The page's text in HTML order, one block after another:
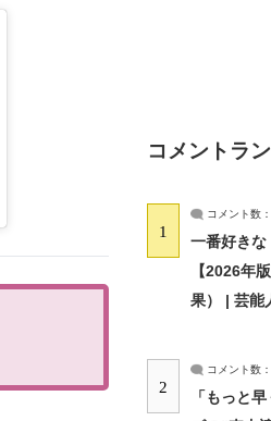
コメントラ
1
コメント数：
一番好きな
【2026年
果） | 芸能
2
コメント数：
「もっと